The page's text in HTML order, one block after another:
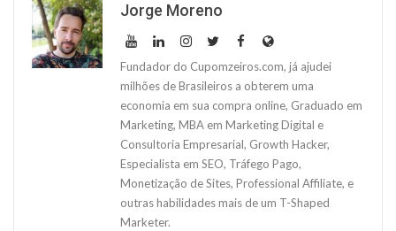
Jorge Moreno
Fundador do Cupomzeiros.com, já ajudei
milhões de Brasileiros a obterem uma
economia em sua compra online, Graduado em
Marketing, MBA em Marketing Digital e
Consultoria Empresarial, Growth Hacker,
Especialista em SEO, Tráfego Pago,
Monetização de Sites, Professional Affiliate, e
outras habilidades mais de um T-Shaped
Marketer.